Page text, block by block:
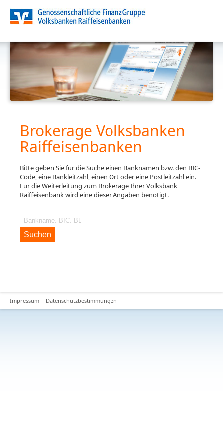
Brokerage Volksbanken
Raiffeisenbanken
Bitte geben Sie für die Suche einen Banknamen bzw. den BIC-
Code, eine Bankleitzahl, einen Ort oder eine Postleitzahl ein.
Für die Weiterleitung zum Brokerage Ihrer Volksbank
Raiffeisenbank wird eine dieser Angaben benötigt.
Suchen
Impressum Datenschutzbestimmungen